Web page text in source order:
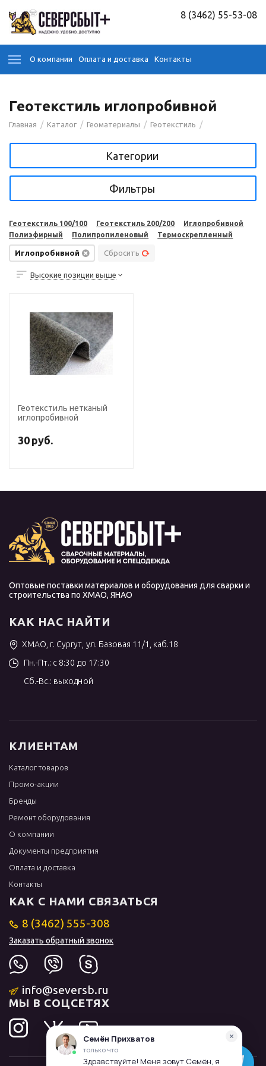
8 (3462) 55-53-08
О компании Оплата и доставка Контакты
Геотекстиль иглопробивной
Главная / Каталог / Геоматериалы / Геотекстиль /
Категории
Фильтры
Геотекстиль 100/100 Геотекстиль 200/200
Иглопробивной
Полиэфирный
Полипропиленовый Термоскрепленный
Иглопробивной Сбросить
Высокие позиции выше
Геотекстиль нетканый
иглопробивной
30 руб.
Оптовые поставки материалов и оборудования для сварки и
строительства по ХМАО, ЯНАО
КАК НАС НАЙТИ
ХМАО, г. Сургут, ул. Базовая 11/1, каб.18
Пн.-Пт.: с 8:30 до 17:30
Сб.-Вс.: выходной
КЛИЕНТАМ
Каталог товаров
Промо-акции
Бренды
Ремонт оборудования
О компании
Документы предприятия
Оплата и доставка
Контакты
КАК С НАМИ СВЯЗАТЬСЯ
8 (3462) 555-308
Заказать обратный звонок
info@seversb.ru
МЫ В СОЦСЕТЯХ